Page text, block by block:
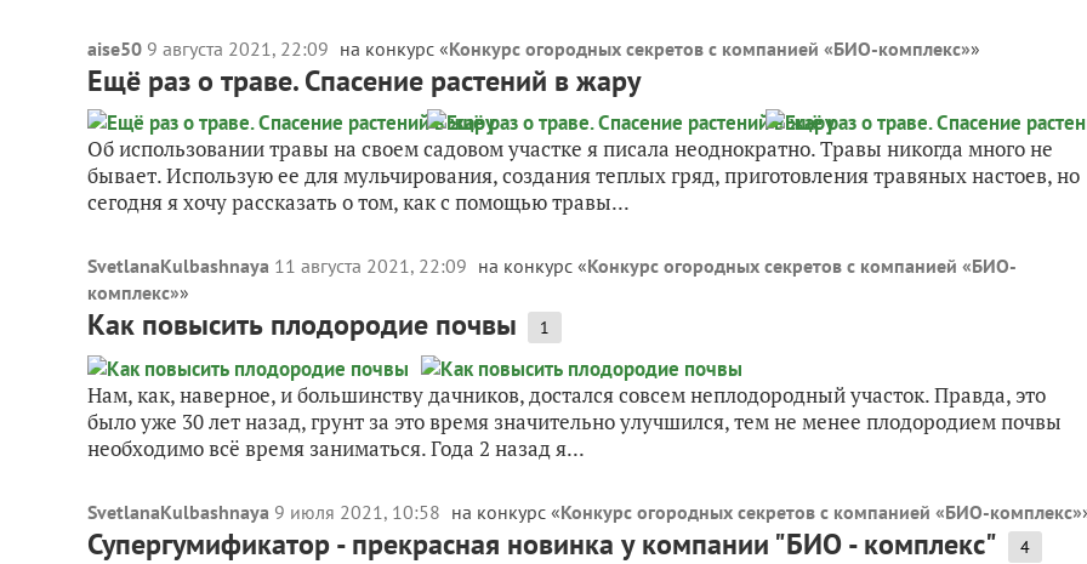
aise50 9 августа 2021, 22:09 на конкурс «Конкурс огородных секретов с компанией «БИО-комплекс»»
Ещё раз о траве. Спасение растений в жару
Об использовании травы на своем садовом участке я писала неоднократно. Травы никогда много не
бывает. Использую ее для мульчирования, создания теплых гряд, приготовления травяных настоев, но
сегодня я хочу рассказать о том, как с помощью травы...
SvetlanaKulbashnaya 11 августа 2021, 22:09 на конкурс «Конкурс огородных секретов с компанией «БИО-
комплекс»»
Как повысить плодородие почвы 1
Нам, как, наверное, и большинству дачников, достался совсем неплодородный участок. Правда, это
было уже 30 лет назад, грунт за это время значительно улучшился, тем не менее плодородием почвы
необходимо всё время заниматься. Года 2 назад я...
SvetlanaKulbashnaya 9 июля 2021, 10:58 на конкурс «Конкурс огородных секретов с компанией «БИО-комплекс»
Супергумификатор - прекрасная новинка у компании "БИО - комплекс" 4